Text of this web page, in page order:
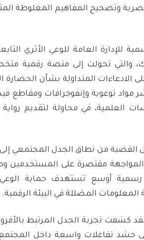
وتصحيح المفاهيم المغلوطة
للإدارة العامة للوعي الأثري
والتي تحولت إلى منصة رقمية
الادعاءات المتداولة بشأن
مواد توعوية وإنفوجرافات ومقاطع
العلمية، في محاولة لتقديم رواية
القضية من نطاق الجدل المجتمعي
مقتصرة على المستخدمين
أوسع تستهدف حماية الوعي
المضللة في البيئة الرقمية.
كشفت تجربة الجدل المرتبط
على حشد تفاعلات واسعة داخل